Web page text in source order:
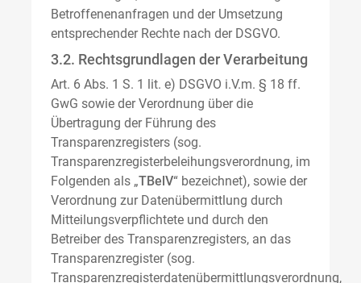
Betroffenenanfragen und der Umsetzung
entsprechender Rechte nach der DSGVO.
3.2. Rechtsgrundlagen der Verarbeitung
Art. 6 Abs. 1 S. 1 lit. e) DSGVO i.V.m. § 18 ff.
GwG sowie der Verordnung über die
Übertragung der Führung des
Transparenzregisters (sog.
Transparenzregisterbeleihungsverordnung, im
Folgenden als „TBelV“ bezeichnet), sowie der
Verordnung zur Datenübermittlung durch
Mitteilungsverpflichtete und durch den
Betreiber des Transparenzregisters, an das
Transparenzregister (sog.
Transparenzregisterdatenübermittlungsverordnung,